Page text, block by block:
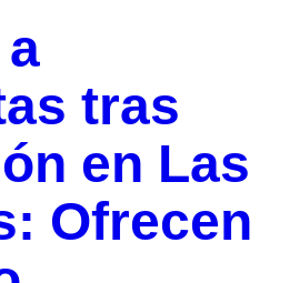
tras
en Las
Ofrecen